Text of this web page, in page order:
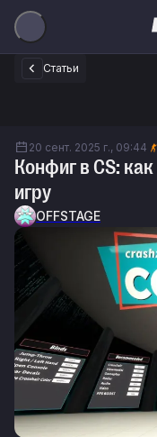
Статьи
20 сент. 2025 г., 09:44
Конфиг в CS:
игру
OFFSTAGE